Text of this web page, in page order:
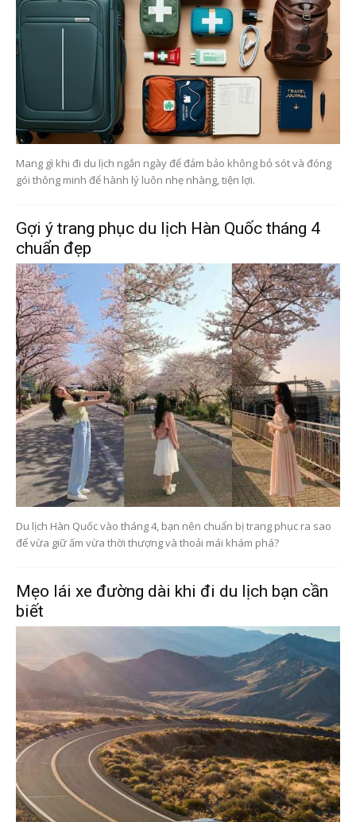
Mang gì khi đi du lịch ngắn ngày để đảm bảo không bỏ sót và đóng
gói thông minh để hành lý luôn nhẹ nhàng, tiện lợi.
Gợi ý trang phục du lịch Hàn Quốc tháng 4
chuẩn đẹp
Du lịch Hàn Quốc vào tháng 4, bạn nên chuẩn bị trang phục ra sao
để vừa giữ ấm vừa thời thượng và thoải mái khám phá?
Mẹo lái xe đường dài khi đi du lịch bạn cần
biết